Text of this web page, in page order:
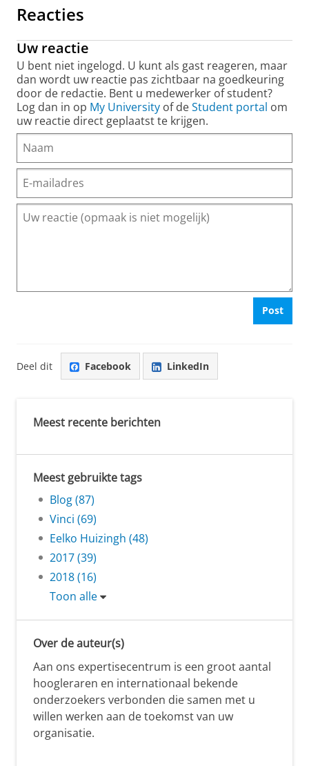
Reacties
Uw reactie
U bent niet ingelogd. U kunt als gast reageren, maar
dan wordt uw reactie pas zichtbaar na goedkeuring
door de redactie. Bent u medewerker of student?
Log dan in op My University of deStudent portal om
uw reactie direct geplaatst te krijgen.
Post
Deel dit Facebook LinkedIn
Meest recente berichten
Meest gebruikte tags
Blog (87)
Vinci (69)
Eelko Huizingh (48)
2017 (39)
2018 (16)
Toon alle
Over de auteur(s)
Aan ons expertisecentrum is een groot aantal
hoogleraren en internationaal bekende
onderzoekers verbonden die samen met u
willen werken aan de toekomst van uw
organisatie.